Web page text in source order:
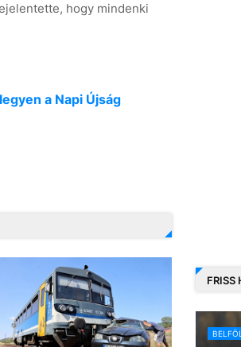
hogy mindenki
a Napi Újság
FRISS